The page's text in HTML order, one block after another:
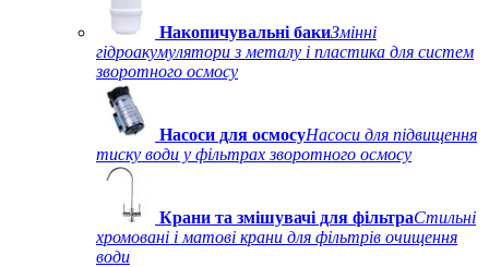
Накопичувальні бакиЗмінні
гідроакумулятори з металу і пластика для систем
зворотного осмосу
Насоси для осмосуНасоси для підвищення
тиску води у фільтрах зворотного осмосу
Крани та змішувачі для фільтраСтильні
хромовані і матові крани для фільтрів очищення
води